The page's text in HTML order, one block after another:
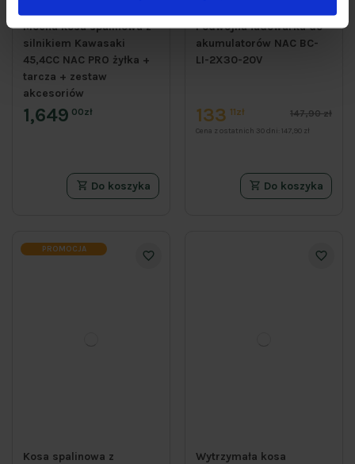
Mocna kosa spalinowa z
silnikiem Kawasaki
45,4CC NAC PRO żyłka +
tarcza + zestaw
akcesoriów
1,649 00zł
Do koszyka
Podwójna ładowarka do
akumulatorów NAC BC-
LI-2X30-20V
133 11zł 147,90 zł
Cena z ostatnich 30 dni: 147,90 zł
Do koszyka
PROMOCJA
Kosa spalinowa z
Wytrzymała kosa